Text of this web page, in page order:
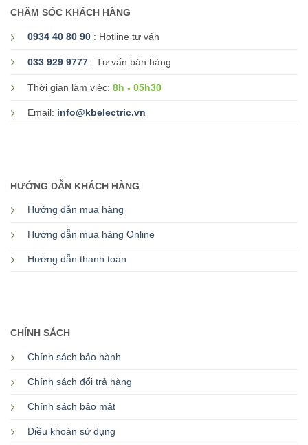
CHĂM SÓC KHÁCH HÀNG
0934 40 80 90 : Hotline tư vấn
033 929 9777 : Tư vấn bán hàng
Thời gian làm việc: 8h - 05h30
Email: info@kbelectric.vn
HƯỚNG DẪN KHÁCH HÀNG
Hướng dẫn mua hàng
Hướng dẫn mua hàng Online
Hướng dẫn thanh toán
CHÍNH SÁCH
Chính sách bảo hành
Chính sách đổi trả hàng
Chính sách bảo mật
Điều khoản sử dụng